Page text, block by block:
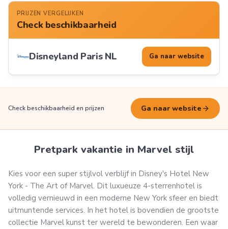
PRIJZEN VERGELIJKEN
Check beschikbaarheid
Disneyland Paris NL Ga naar website
Check beschikbaarheid en prijzen Ga naar website arrow_forward
Pretpark vakantie in Marvel stijl
Kies voor een super stijlvol verblijf in Disney's Hotel New
York - The Art of Marvel. Dit luxueuze 4-sterrenhotel is
volledig vernieuwd in een moderne New York sfeer en biedt
uitmuntende services. In het hotel is bovendien de grootste
collectie Marvel kunst ter wereld te bewonderen. Een waar